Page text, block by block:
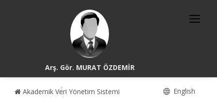
Arş. Gör. MURAT ÖZDEMİR
Akademik Veri Yönetim Sistemi English